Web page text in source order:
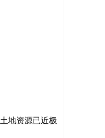
地资源已近极